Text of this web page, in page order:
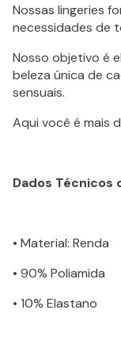
Nossas lingeries
necessidades de
Nosso objetivo é
beleza única de
sensuais.
Aqui você é mais
Dados Técnicos
• Material: Renda
• 90% Poliamida
• 10% Elastano